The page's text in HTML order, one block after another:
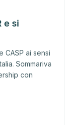
e si
CASP ai sensi
Sommariva
con